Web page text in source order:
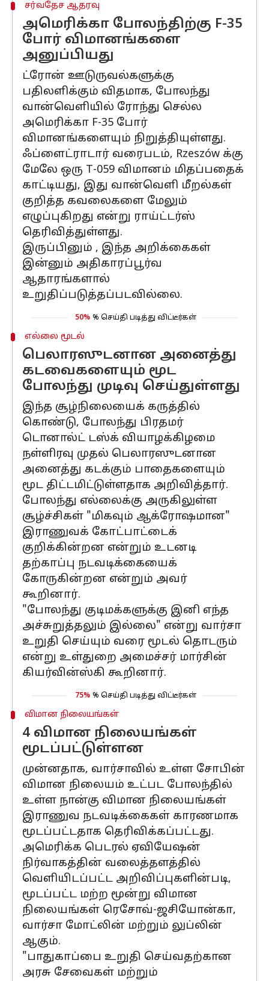
சர்வதேச ஆதரவு
அமெரிக்கா போலந்திற்கு F-35
போர் விமானங்களை
அனுப்பியது
ட்ரோன் ஊடுருவல்களுக்கு
பதிலளிக்கும் விதமாக, போலந்து
வான்வெளியில் ரோந்து செல்ல
அமெரிக்கா F-35 போர்
விமானங்களையும் நிறுத்தியுள்ளது.
ஃப்ளைட்ராடார் வரைபடம், Rzeszów க்கு
மேலே ஒரு T-059 விமானம் மிதப்பதைக்
காட்டியது, இது வான்வெளி மீறல்கள்
குறித்த கவலைகளை மேலும்
எழுப்புகிறது என்று ராய்ட்டர்ஸ்
தெரிவித்துள்ளது.
இருப்பினும் , இந்த அறிக்கைகள்
இன்னும் அதிகாரப்பூர்வ
ஆதாரங்களால்
உறுதிப்படுத்தப்படவில்லை.
50% % செய்தி படித்து விட்டீர்கள்
எல்லை மூடல்
பெலாரஸுடனான அனைத்து
கடவைகளையும் மூட
போலந்து முடிவு செய்துள்ளது
இந்த சூழ்நிலையைக் கருத்தில்
கொண்டு, போலந்து பிரதமர்
டொனால்ட் டஸ்க் வியாழக்கிழமை
நள்ளிரவு முதல் பெலாரஸுடனான
அனைத்து கடக்கும் பாதைகளையும்
மூட திட்டமிட்டுள்ளதாக அறிவித்தார்.
போலந்து எல்லைக்கு அருகிலுள்ள
சூழ்ச்சிகள் "மிகவும் ஆக்ரோஷமான"
இராணுவக் கோட்பாட்டைக்
குறிக்கின்றன என்றும் உடனடி
தற்காப்பு நடவடிக்கையைக்
கோருகின்றன என்றும் அவர்
கூறினார்.
"போலந்து குடிமக்களுக்கு இனி எந்த
அச்சுறுத்தலும் இல்லை" என்று வார்சா
உறுதி செய்யும் வரை மூடல் தொடரும்
என்று உள்துறை அமைச்சர் மார்சின்
கியர்வின்ஸ்கி கூறினார்.
75% % செய்தி படித்து விட்டீர்கள்
விமான நிலையங்கள்
4 விமான நிலையங்கள்
மூடப்பட்டுள்ளன
முன்னதாக, வார்சாவில் உள்ள சோபின்
விமான நிலையம் உட்பட போலந்தில்
உள்ள நான்கு விமான நிலையங்கள்
இராணுவ நடவடிக்கைகள் காரணமாக
மூடப்பட்டதாக தெரிவிக்கப்பட்டது.
அமெரிக்க பெடரல் ஏவியேஷன்
நிர்வாகத்தின் வலைத்தளத்தில்
வெளியிடப்பட்ட அறிவிப்புகளின்படி,
மூடப்பட்ட மற்ற மூன்று விமான
நிலையங்கள் ரெசோவ்-ஜசியோன்கா,
வார்சா மோட்லின் மற்றும் லுப்லின்
ஆகும்.
"பாதுகாப்பை உறுதி செய்வதற்கான
அரசு சேவைகள் மற்றும்